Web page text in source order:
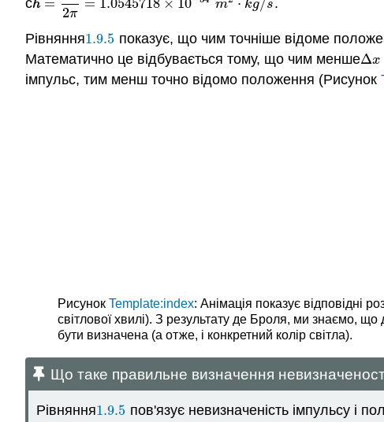
ℏ =
2π
= 1.0545718 × 10 m ⋅ kg/s
ℏ =h 2π= 1.0545718×10 −34 m 2⋅kg/ s
Рівняння1.9.5
1.9.5 показує, що чим точніше відоме
Математично це відбувається тому, що чим меншеΔx
Δx
імпульс, тим менш точно відомо положення (Рисунок
РисунокTemplate:index: Анімація показує відповідні
світлової хвилі). З результату де Броля, ми знаємо,
бути визначена (а отже, і конкретний колір світла).
Що таке правильне визначення
Рівняння1.9.5
1.9.5 пов'язує невизначеність імпульсу і